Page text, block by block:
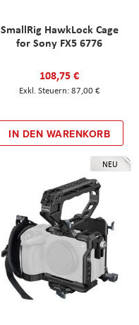
SmallRig HawkLock Cage
for Sony FX5 6776
108,75 €
87,00 €
IN DEN WARENKORB
NEU